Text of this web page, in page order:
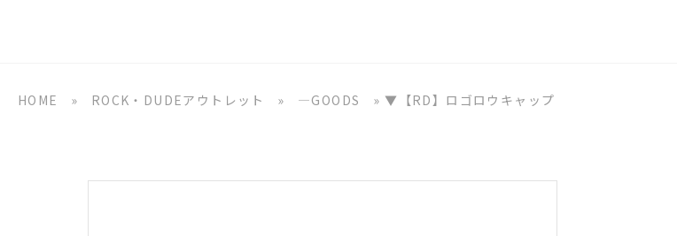
HOME » ROCK・DUDEアウトレット » ―GOODS » ▼【RD】ロゴロウキャップ